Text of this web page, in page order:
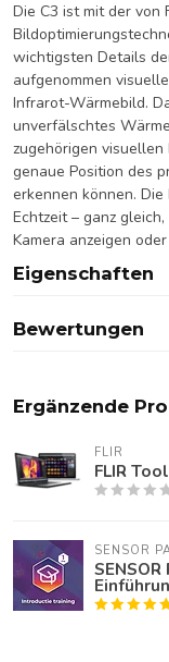
Die C3 ist mit der von
wichtigsten Details
aufgenommen
Infrarot-Wärmebild.
unverfälschtes
zugehörigen
genaue Position des
erkennen können.
Echtzeit – ganz
Kamera anzeigen
Eigenschaften
Bewertungen
Ergänzende
FLIR
FLIR
SENSOR
SENSOR